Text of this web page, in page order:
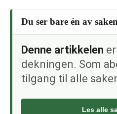
Du ser bare én av
Denne artikkelen
dekningen. Som
tilgang til alle
Les alle